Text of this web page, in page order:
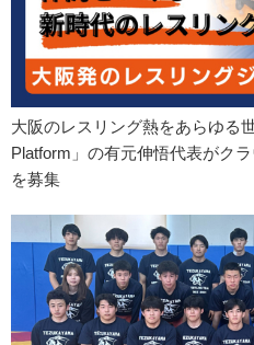
大阪のレスリング熱をあらゆる
Platform」の有元伸悟代表がク
を募集